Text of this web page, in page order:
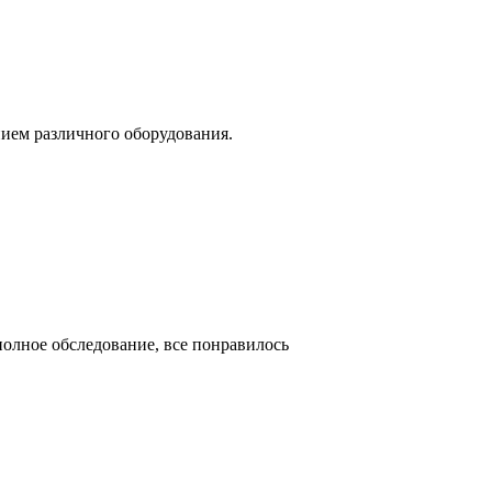
различного оборудования.
обследование, все понравилось